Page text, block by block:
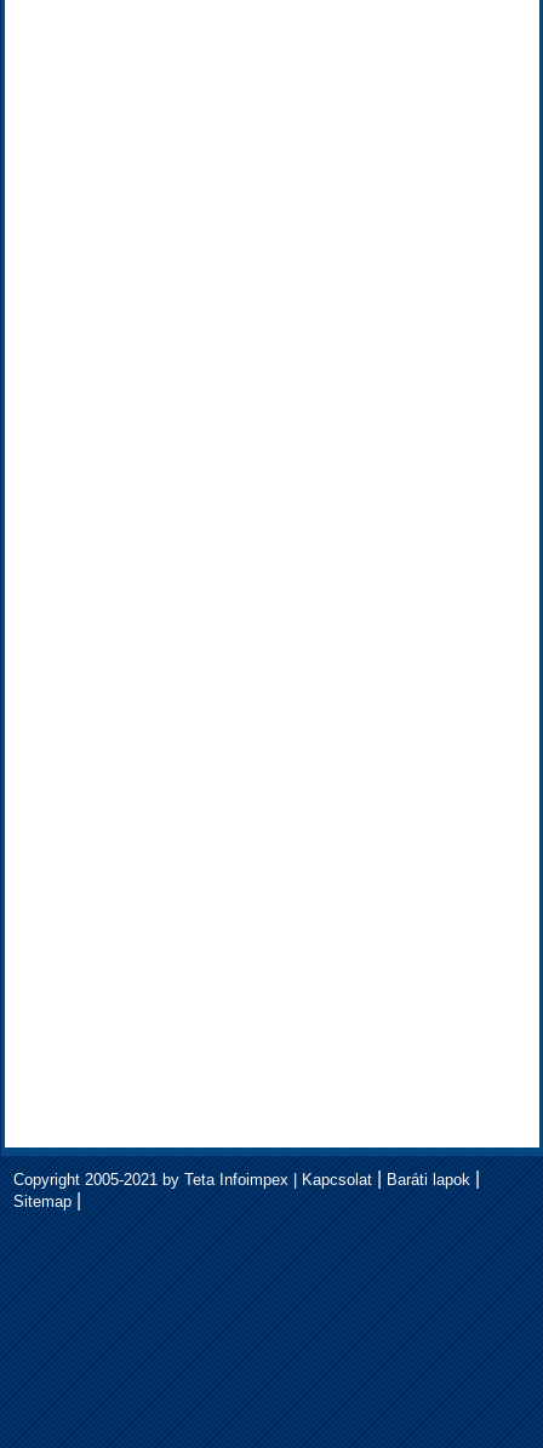
Copyright 2005-2021 by Teta Infoimpex | Kapcsolat| Baráti lapok|
Sitemap|